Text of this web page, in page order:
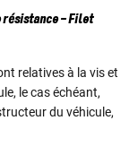
résistance – Filet
relatives à la vis et
le cas échéant,
du véhicule,